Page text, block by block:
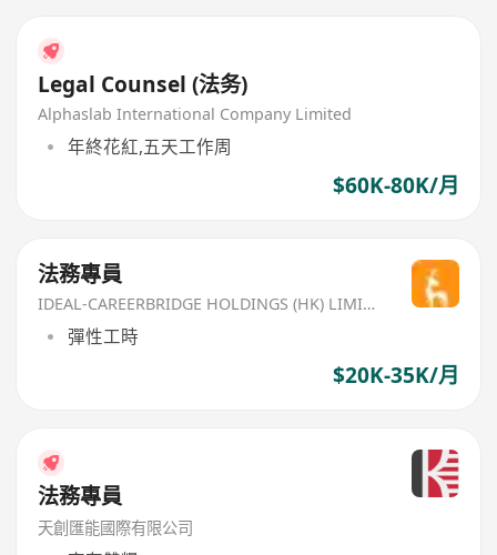
Legal Counsel (法务)
Alphaslab International Company Limited
年終花紅,五天工作周
$60K-80K/月
法務專員
IDEAL-CAREERBRIDGE HOLDINGS (HK) LIMITED
彈性工時
$20K-35K/月
法務專員
天創匯能國際有限公司